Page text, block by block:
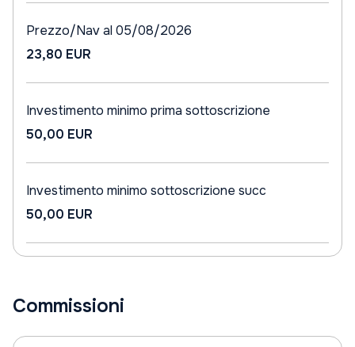
Prezzo/Nav al 05/08/2026
23,80 EUR
Investimento minimo prima sottoscrizione
50,00 EUR
Investimento minimo sottoscrizione succ
50,00 EUR
Commissioni